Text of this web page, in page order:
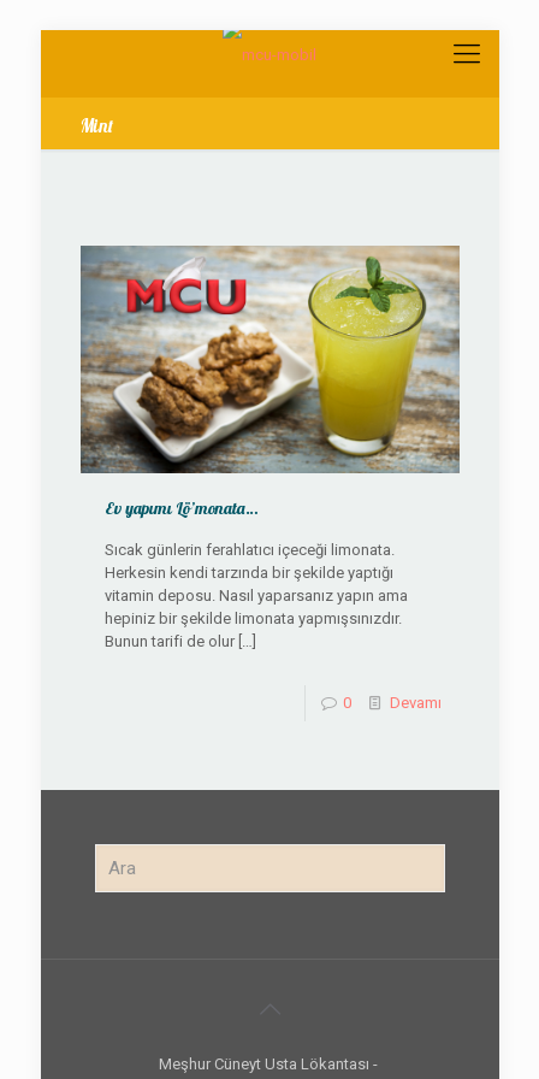
Mint
Ev yapımı Lö’monata…
Sıcak günlerin ferahlatıcı içeceği limonata.
Herkesin kendi tarzında bir şekilde yaptığı
vitamin deposu. Nasıl yaparsanız yapın ama
hepiniz bir şekilde limonata yapmışsınızdır.
Bunun tarifi de olur[…]
0 Devamı
Meşhur Cüneyt Usta Lökantası -